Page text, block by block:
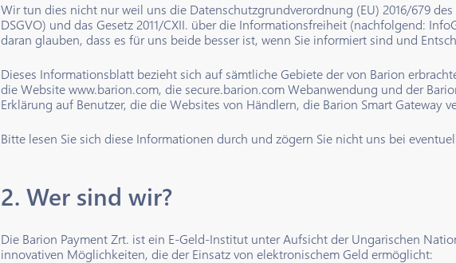
Wir tun dies nicht nur weil uns die Datenschutzgrundverordnung (EU) 2016/679
DSGVO) und das Gesetz 2011/CXII. über die Informationsfreiheit (nachfolgend:
daran glauben, dass es für uns beide besser ist, wenn Sie informiert sind und
Dieses Informationsblatt bezieht sich auf sämtliche Gebiete der von Barion
die Website www.barion.com, die secure.barion.com Webanwendung und der
Erklärung auf Benutzer, die die Websites von Händlern, die Barion Smart Gateway
Bitte lesen Sie sich diese Informationen durch und zögern Sie nicht uns bei
2. Wer sind wir?
Die Barion Payment Zrt. ist ein E-Geld-Institut unter Aufsicht der Ungarischen
innovativen Möglichkeiten, die der Einsatz von elektronischem Geld ermöglicht: